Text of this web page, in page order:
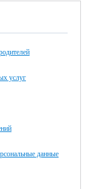
услуг
данные